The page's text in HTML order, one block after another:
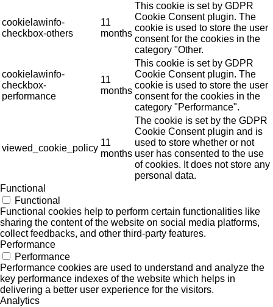
cookielawinfo-
checkbox-others
11
months
This cookie is set by GDPR
Cookie Consent plugin. The
cookie is used to store the user
consent for the cookies in the
category "Other.
cookielawinfo-
checkbox-
performance
11
months
This cookie is set by GDPR
Cookie Consent plugin. The
cookie is used to store the user
consent for the cookies in the
category "Performance".
viewed_cookie_policy
11
months
The cookie is set by the GDPR
Cookie Consent plugin and is
used to store whether or not
user has consented to the use
of cookies. It does not store any
personal data.
Functional
Functional
Functional cookies help to perform certain functionalities like
sharing the content of the website on social media platforms,
collect feedbacks, and other third-party features.
Performance
Performance
Performance cookies are used to understand and analyze the
key performance indexes of the website which helps in
delivering a better user experience for the visitors.
Analytics